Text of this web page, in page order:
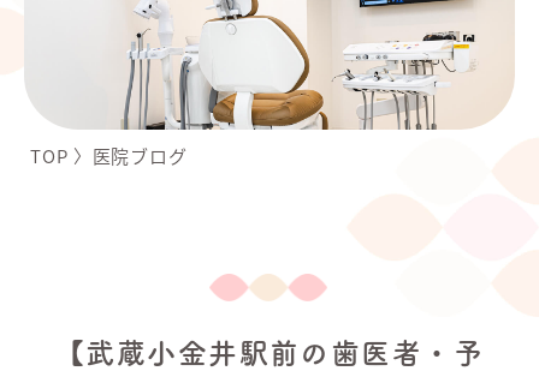
TOP 〉 医院ブログ
【武蔵小金井駅前の歯医者・予